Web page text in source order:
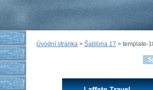
Úvodní stránka > Šablona 17 > template-